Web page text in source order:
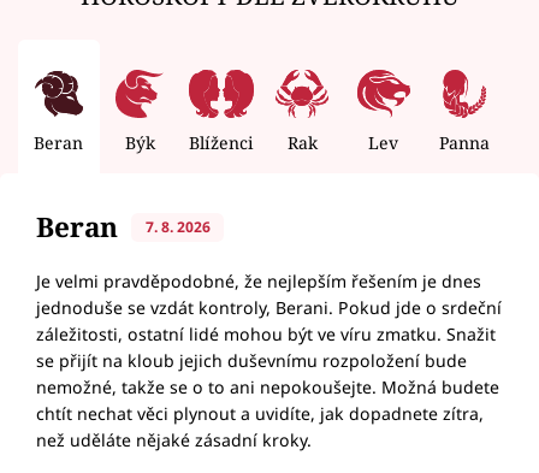
Beran Býk Blíženci Rak Lev Panna
Beran 7. 8. 2026
Je velmi pravděpodobné, že nejlepším řešením je dnes
jednoduše se vzdát kontroly, Berani. Pokud jde o srdeční
záležitosti, ostatní lidé mohou být ve víru zmatku. Snažit
se přijít na kloub jejich duševnímu rozpoložení bude
nemožné, takže se o to ani nepokoušejte. Možná budete
chtít nechat věci plynout a uvidíte, jak dopadnete zítra,
než uděláte nějaké zásadní kroky.